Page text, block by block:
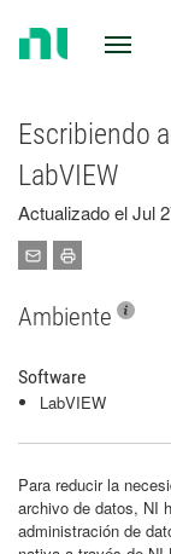
Escribiendo
LabVIEW
Actualizado el Jul
Ambiente
Software
LabVIEW
Para reducir la
archivo de datos, NI
administración de